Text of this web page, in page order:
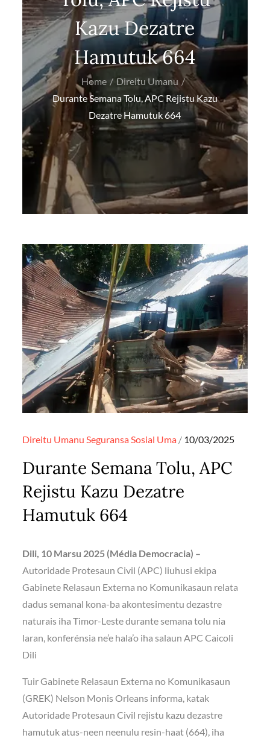
Kazu Dezatre
Hamutuk 664
Home
Direitu Umanu
Durante Semana Tolu, APC Rejistu Kazu
Dezatre Hamutuk 664
Direitu Umanu SeguransaSosial Uma Posted
10/03/2025
Durante Semana Tolu, APC
Rejistu Kazu Dezatre
Hamutuk 664
Dili, 10 Marsu 2025 (Média Democracia) –
Autoridade Protesaun Civil (APC) liuhusi ekipa
Gabinete Relasaun Externa no Komunikasaun relata
dadus semanal kona-ba akontesimentu dezastre
naturais iha Timor-Leste durante semana tolu nia
laran, konferénsia ne’e hala’o iha salaun APC Caicoli
Dili
Tuir Gabinete Relasaun Externa no Komunikasaun
(GREK) Nelson Monis Orleans informa, katak
Autoridade Protesaun Civil rejistu kazu dezastre
hamutuk atus-neen neenulu resin-haat (664), iha